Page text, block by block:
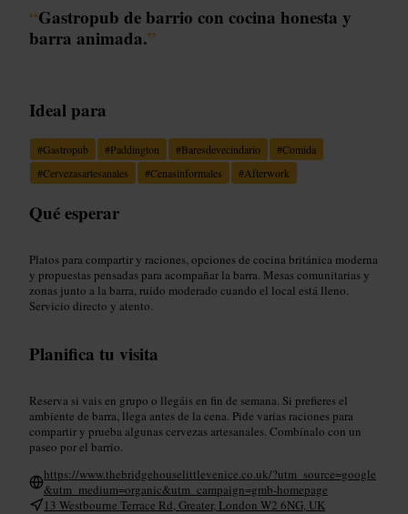
“Gastropub de barrio con cocina honesta y
barra animada.”
Ideal para
#Gastropub #Paddington #Baresdevecindario #Comida
#Cervezasartesanales #Cenasinformales #Afterwork
Qué esperar
Platos para compartir y raciones, opciones de cocina británica moderna
y propuestas pensadas para acompañar la barra. Mesas comunitarias y
zonas junto a la barra, ruido moderado cuando el local está lleno.
Servicio directo y atento.
Planifica tu visita
Reserva si vais en grupo o llegáis en fin de semana. Si prefieres el
ambiente de barra, llega antes de la cena. Pide varias raciones para
compartir y prueba algunas cervezas artesanales. Combínalo con un
paseo por el barrio.
https://www.thebridgehouselittlevenice.co.uk/?utm_source=google
&utm_medium=organic&utm_campaign=gmb-homepage
13 Westbourne Terrace Rd, Greater, London W2 6NG, UK